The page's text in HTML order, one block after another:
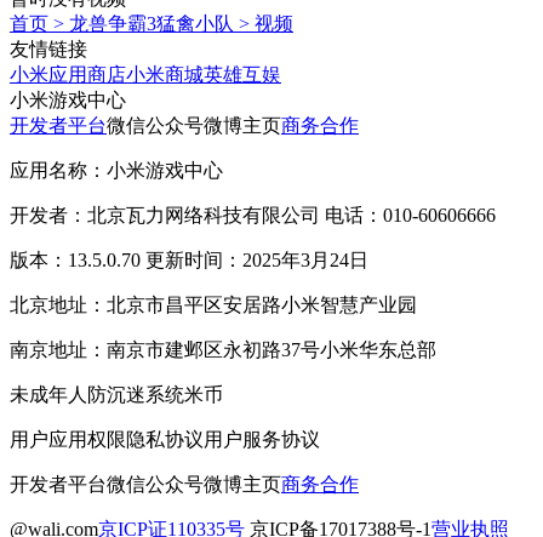
首页 > 龙兽争霸3猛禽小队 > 视频
友情链接
小米应用商店小米商城英雄互娱
小米游戏中心
开发者平台微信公众号微博主页商务合作
应用名称：小米游戏中心
开发者：北京瓦力网络科技有限公司 电话：010-60606666
版本：13.5.0.70 更新时间：2025年3月24日
北京地址：北京市昌平区安居路小米智慧产业园
南京地址：南京市建邺区永初路37号小米华东总部
未成年人防沉迷系统米币
用户应用权限隐私协议用户服务协议
开发者平台微信公众号微博主页商务合作
@wali.com京ICP证110335号 京ICP备17017388号-1营业执照